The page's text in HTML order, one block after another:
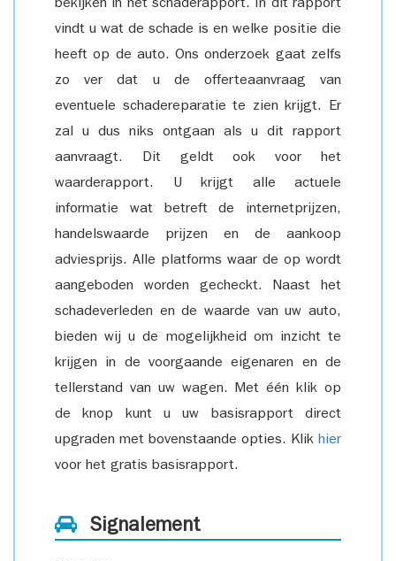
bekijken in het schaderapport. In dit rapport
vindt u wat de schade is en welke positie die
heeft op de auto. Ons onderzoek gaat zelfs
zo ver dat u de offerteaanvraag van
eventuele schadereparatie te zien krijgt. Er
zal u dus niks ontgaan als u dit rapport
aanvraagt. Dit geldt ook voor het
waarderapport. U krijgt alle actuele
informatie wat betreft de internetprijzen,
handelswaarde prijzen en de aankoop
adviesprijs. Alle platforms waar de op wordt
aangeboden worden gecheckt. Naast het
schadeverleden en de waarde van uw auto,
bieden wij u de mogelijkheid om inzicht te
krijgen in de voorgaande eigenaren en de
tellerstand van uw wagen. Met één klik op
de knop kunt u uw basisrapport direct
upgraden met bovenstaande opties. Klik hier
voor het gratis basisrapport.
Signalement